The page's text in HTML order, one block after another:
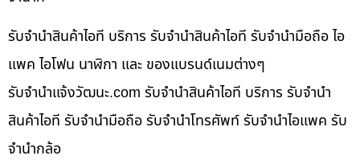
รับจำนำสินค้าไอที บริการ รับจำนำสินค้าไอที รับจำนำมือถือ ไอ
แพค ไอโฟน นาฬิกา และ ของแบรนด์เนมต่างๆ
รับจํานําแจ้งวัฒนะ.com รับจำนำสินค้าไอที บริการ รับจำนำ
สินค้าไอที รับจำนำมือถือ รับจำนำโทรศัพท์ รับจำนำไอแพค รับ
จำนำกล้อ